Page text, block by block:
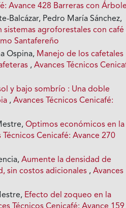
Avance 428 Barreras con
Balcázar, Pedro María Sánchez,
sistemas agroforestales con café
Santafereño
Ospina, Manejo de los cafetales
,Avances Técnicos
y bajo sombrío : Una doble
,Avances Técnicos Cenicafé:
Optimos económicos en la
Técnicos Cenicafé: Avance 270
Aumente la densidad de
sin costos adicionales ,Avances
Efecto del zoqueo en la